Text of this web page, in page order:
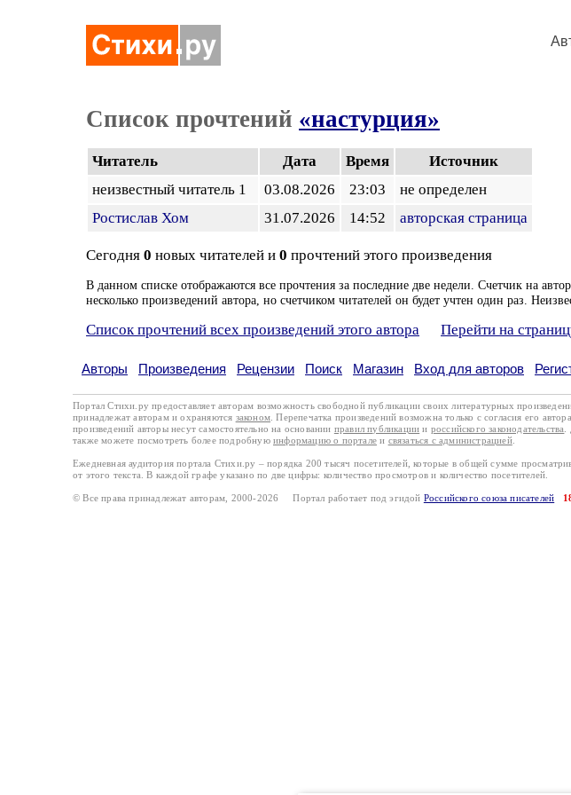
Список прочтений «настурция»
Читатель Дата Время
Источник
неизвестный читатель 1
03.08.2026 23:03
не определен
Ростислав Хом
31.07.2026 14:52 авторская страница
Сегодня 0 новых читателей и 0 прочтений этого произведения
В данном списке отображаются все прочтения за последние две недели. Счетчик на
несколько произведений автора, но счетчиком читателей он будет учтен один раз.
Список прочтений всех произведений этого автора Перейти на
Авторы Произведения Рецензии Поиск Магазин Вход для авторов
Портал Стихи.ру предоставляет авторам возможность свободной публикации своих литературных
принадлежат авторам и охраняются законом . Перепечатка произведений возможна только с согласия его
произведений авторы несут самостоятельно на основании правил публикации и российского законодательства
также можете посмотреть более подробную информацию о портале и связаться с администрацией.
Ежедневная аудитория портала Стихи.ру – порядка 200 тысяч посетителей, которые в общей сумме
от этого текста. В каждой графе указано по две цифры: количество просмотров и количество посетителей.
© Все права принадлежат авторам, 2000-2026 Портал работает под эгидой Российского союза писателей